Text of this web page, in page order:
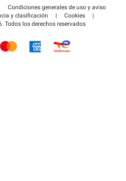
Condiciones generales de uso y aviso
y clasificación | Cookies
|
Todos los derechos reservados